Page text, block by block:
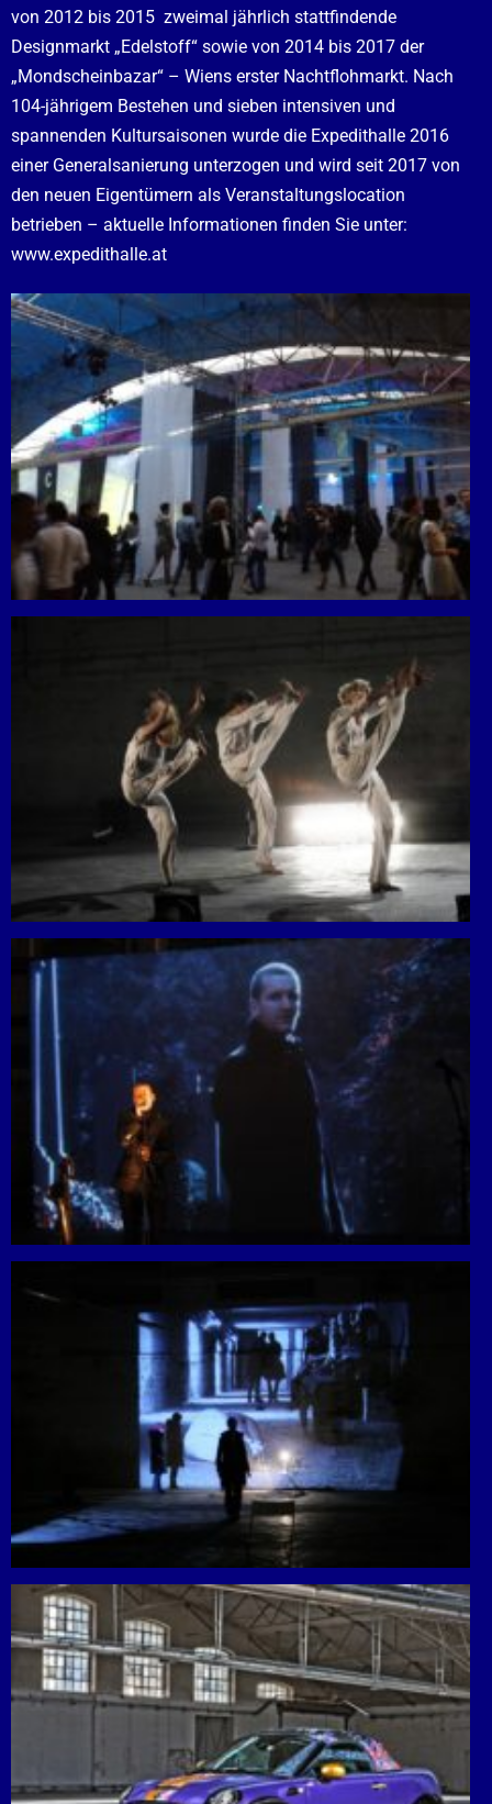
von 2012 bis 2015 zweimal jährlich stattfindende
Designmarkt „Edelstoff“ sowie von 2014 bis 2017 der
„Mondscheinbazar“ – Wiens erster Nachtflohmarkt. Nach
104-jährigem Bestehen und sieben intensiven und
spannenden Kultursaisonen wurde die Expedithalle 2016
einer Generalsanierung unterzogen und wird seit 2017 von
den neuen Eigentümern als Veranstaltungslocation
betrieben – aktuelle Informationen finden Sie unter:
www.expedithalle.at